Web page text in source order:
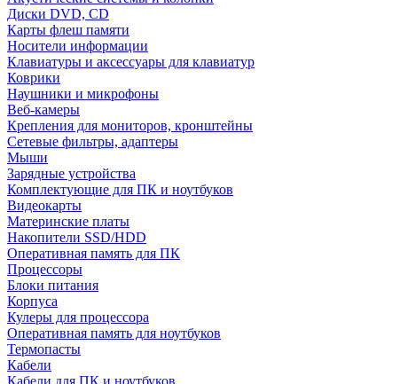
Диски DVD, CD
Карты флеш памяти
Носители информации
Клавиатуры и аксессуары для клавиатур
Коврики
Наушники и микрофоны
Веб-камеры
Крепления для мониторов, кронштейны
Сетевые фильтры, адаптеры
Мыши
Зарядные устройства
Комплектующие для ПК и ноутбуков
Видеокарты
Материнские платы
Накопители SSD/HDD
Оперативная память для ПК
Процессоры
Блоки питания
Корпуса
Кулеры для процессора
Оперативная память для ноутбуков
Термопасты
Кабели
Кабели для ПК и ноутбуков